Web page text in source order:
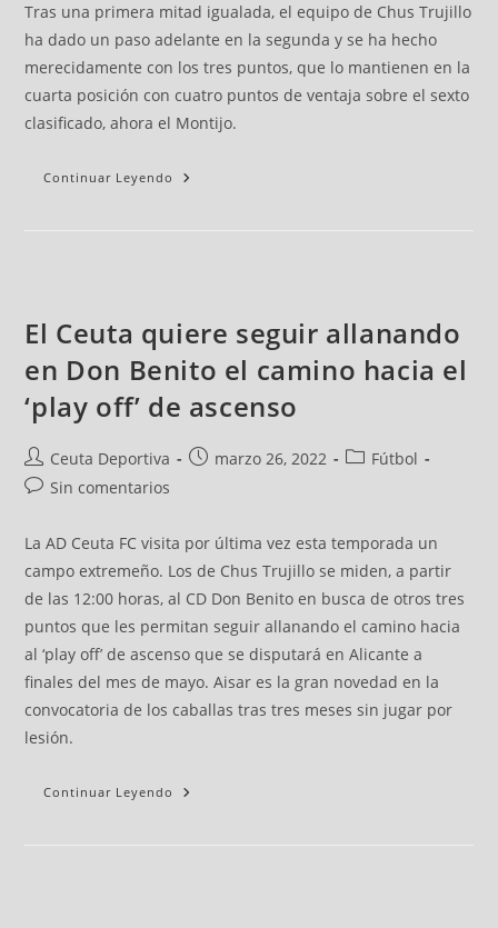
Tras una primera mitad igualada, el equipo de Chus Trujillo
ha dado un paso adelante en la segunda y se ha hecho
merecidamente con los tres puntos, que lo mantienen en la
cuarta posición con cuatro puntos de ventaja sobre el sexto
clasificado, ahora el Montijo.
Continuar Leyendo
El Ceuta quiere seguir allanando
en Don Benito el camino hacia el
‘play off’ de ascenso
Ceuta Deportiva marzo 26, 2022
Fútbol
Sin comentarios
La AD Ceuta FC visita por última vez esta temporada un
campo extremeño. Los de Chus Trujillo se miden, a partir
de las 12:00 horas, al CD Don Benito en busca de otros tres
puntos que les permitan seguir allanando el camino hacia
al ‘play off’ de ascenso que se disputará en Alicante a
finales del mes de mayo. Aisar es la gran novedad en la
convocatoria de los caballas tras tres meses sin jugar por
lesión.
Continuar Leyendo